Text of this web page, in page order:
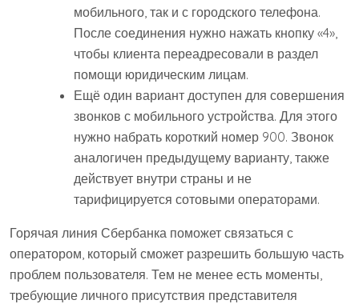
мобильного, так и с городского телефона.
После соединения нужно нажать кнопку «4»,
чтобы клиента переадресовали в раздел
помощи юридическим лицам.
Ещё один вариант доступен для совершения
звонков с мобильного устройства. Для этого
нужно набрать короткий номер 900. Звонок
аналогичен предыдущему варианту, также
действует внутри страны и не
тарифицируется сотовыми операторами.
Горячая линия Сбербанка поможет связаться с
оператором, который сможет разрешить большую часть
проблем пользователя. Тем не менее есть моменты,
требующие личного присутствия представителя